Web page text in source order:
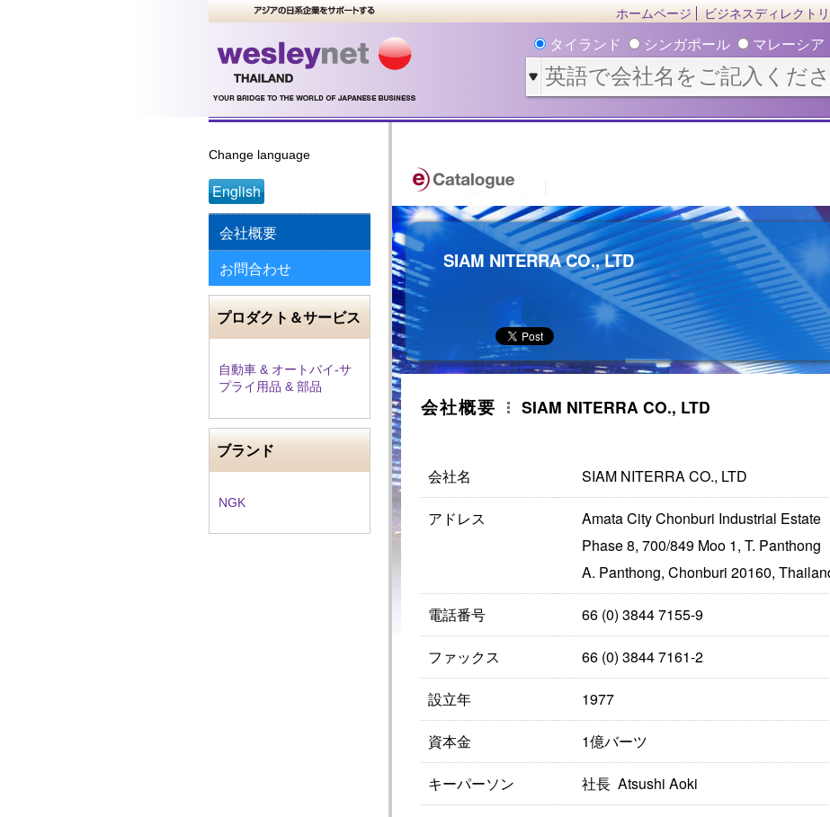
ホームページ ビジネスディレクト
タイランド シンガポール マレーシア
Change language
English
会社概要
お問合わせ
プロダクト＆サービス
自動車 & オートバイ‐サ
プライ用品 & 部品
ブランド
NGK
SIAM NITERRA CO., LTD
会社概要 SIAM NITERRA CO., LTD
会社名 SIAM NITERRA CO., LTD
アドレス
Amata City Chonburi Industrial Estate
Phase 8, 700/849 Moo 1, T. Panthong
A. Panthong, Chonburi 20160,
電話番号 66 (0) 3844 7155-9
ファックス 66 (0) 3844 7161-2
設立年 1977
資本金 1億バーツ
キーパーソン 社長 Atsushi Aoki